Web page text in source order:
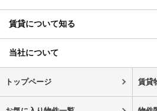
賃貸について知る
当社について
トップページ 賃貸